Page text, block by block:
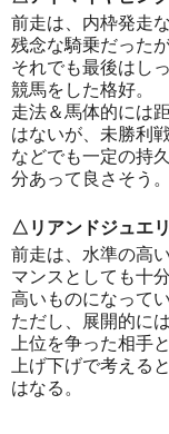
前走は、内枠発走
残念な騎乗だったが
それでも最後はし
競馬をした格好。
走法＆馬体的には
はないが、未勝利
などでも一定の持
分あって良さそう。
△リアンドジュエ
前走は、水準の高
マンスとしても十
高いものになってい
ただし、展開的に
上位を争った相手
上げ下げで考える
はなる。